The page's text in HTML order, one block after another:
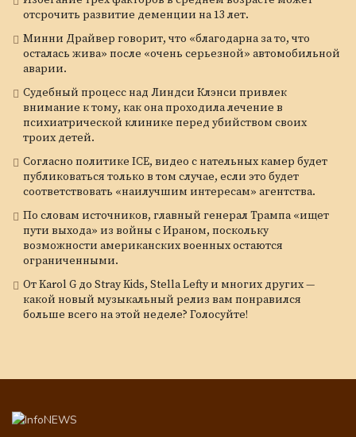
отсрочить развитие деменции на 13 лет.
Минни Драйвер говорит, что «благодарна за то, что
осталась жива» после «очень серьезной» автомобильной
аварии.
Судебный процесс над Линдси Клэнси привлек
внимание к тому, как она проходила лечение в
психиатрической клинике перед убийством своих
троих детей.
Согласно политике ICE, видео с нательных камер будет
публиковаться только в том случае, если это будет
соответствовать «наилучшим интересам» агентства.
По словам источников, главный генерал Трампа «ищет
пути выхода» из войны с Ираном, поскольку
возможности американских военных остаются
ограниченными.
От Karol G до Stray Kids, Stella Lefty и многих других —
какой новый музыкальный релиз вам понравился
больше всего на этой неделе? Голосуйте!